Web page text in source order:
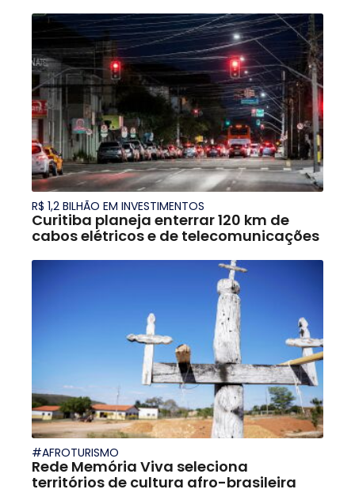
R$ 1,2 BILHÃO EM INVESTIMENTOS
Curitiba planeja enterrar 120 km de
cabos elétricos e de telecomunicações
#AFROTURISMO
Rede Memória Viva seleciona
territórios de cultura afro-brasileira